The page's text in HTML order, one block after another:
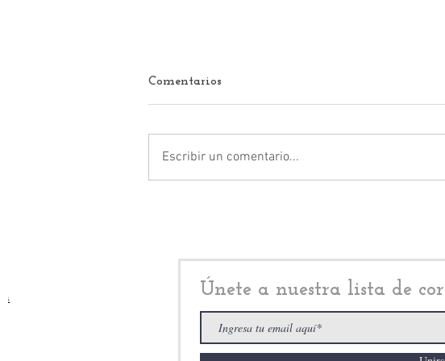
bombardear al PAN?
Comentarios
Escribir un comentario...
Únete a nuestra lista de
i